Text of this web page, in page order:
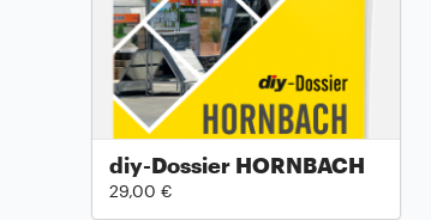
diy-Dossier HORNBACH
29,00 €